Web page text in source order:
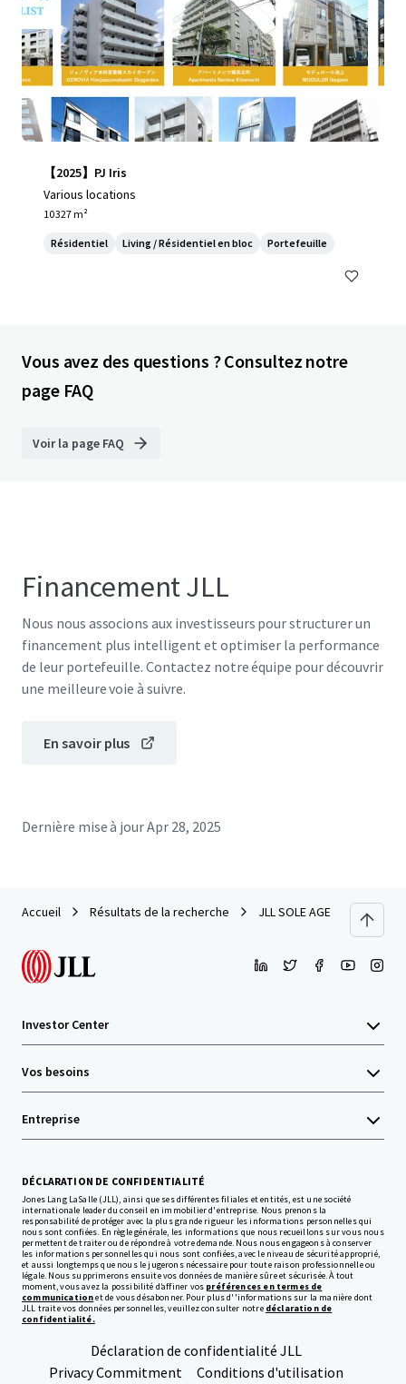
【2025】PJ Iris
Various locations
10 327 m²
Résidentiel Living / Résidentiel en bloc Portefeuille
Vous avez des questions ? Consultez notre
page FAQ
Voir la page FAQ
Financement JLL
Nous nous associons aux investisseurs pour structurer un
financement plus intelligent et optimiser la performance
de leur portefeuille. Contactez notre équipe pour découvrir
une meilleure voie à suivre.
En savoir plus
Dernière mise à jourApr 28, 2025
Accueil Résultats de la recherche JLL SOLE AGENCY - Jade
Investor Center
Vos besoins
Entreprise
DÉCLARATION DE CONFIDENTIALITÉ
Jones Lang LaSalle (JLL), ainsi que ses différentes filiales et entités, est une société
internationale leader du conseil en immobilier d'entreprise. Nous prenons la
responsabilité de protéger avec la plus grande rigueur les informations personnelles qui
nous sont confiées. En règle générale, les informations que nous recueillons sur vous nous
permettent de traiter ou de répondre à votre demande. Nous nous engageons à conserver
les informations personnelles qui nous sont confiées, avec le niveau de sécurité approprié,
et aussi longtemps que nous le jugerons nécessaire pour toute raison professionnelle ou
légale. Nous supprimerons ensuite vos données de manière sûre et sécurisée. À tout
moment, vous avez la possibilité d’affiner vos préférences en termes de
communicationet de vous désabonner. Pour plus d''informations sur la manière dont
JLL traite vos données personnelles, veuillez consulter notre déclaration de
confidentialité.
Déclaration de confidentialité JLL
Privacy Commitment
Conditions d'utilisation